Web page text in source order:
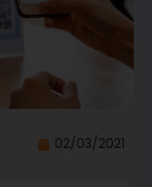
02/03/2021